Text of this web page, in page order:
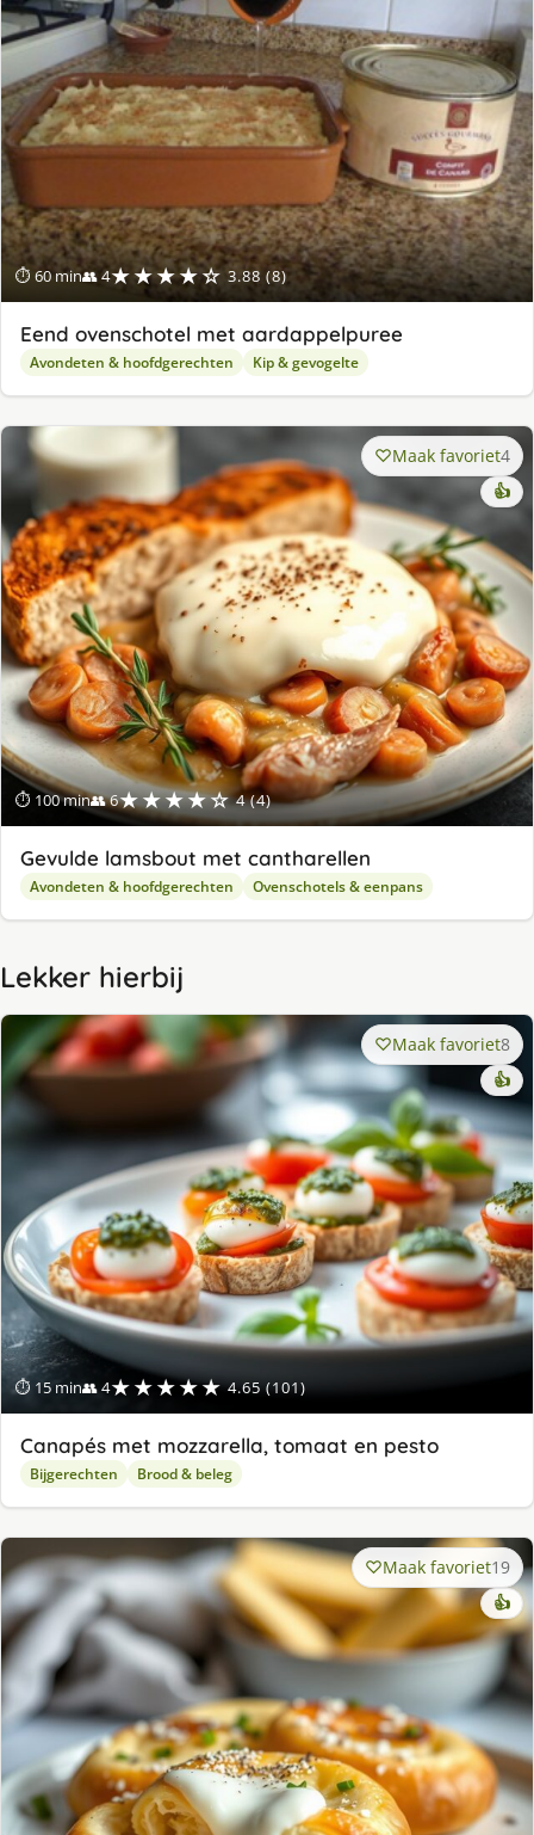
⏱ 60 min👥 4★★★★☆ 3.88 (8)
Eend ovenschotel met aardappelpuree
Avondeten & hoofdgerechten Kip & gevogelte
⏱ 100 min👥 6★★★★☆ 4 (4)
Maak favoriet4
👍
Gevulde lamsbout met cantharellen
Avondeten & hoofdgerechten Ovenschotels & eenpans
Lekker hierbij
⏱ 15 min👥 4★★★★★ 4.65 (101)
Maak favoriet8
👍
Canapés met mozzarella, tomaat en pesto
Bijgerechten Brood & beleg
Maak favoriet19
👍